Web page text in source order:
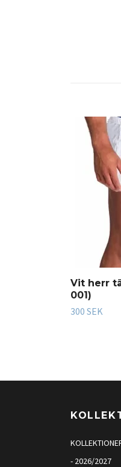
Vit herr
001)
300 SEK
- 2026/2027